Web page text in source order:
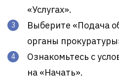
«Услугах».
Выберите «Подача
органы
Ознакомьтесь с
на «Начать».